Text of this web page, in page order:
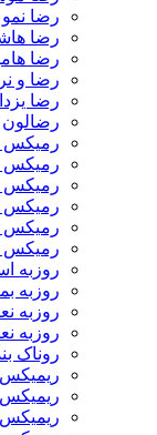
رضا نمو و
رضا هاشمیان
رضا هامون
رضا و نریمان
رضا یزدانی
رضالون
رمیکس چرا تو
رمیکس
رمیکس قاب
رمیکس مرد
رمیکس
رمیکس مگه
روزبه
روزبه بمانی
روزبه نعمت
روزبه نعمت
روناک بند
ریمیکس
ریمیکس پیام
ریمیکس